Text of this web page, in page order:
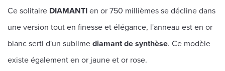
Ce solitaire DIAMANTI en or 750 millièmes se décline dans
une version tout en finesse et élégance, l'anneau est en or
blanc serti d'un sublime diamant de synthèse. Ce modèle
existe également en or jaune et or rose.